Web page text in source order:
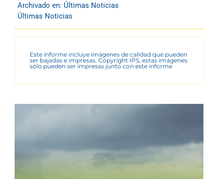
Archivado en: Últimas Noticias
Últimas Noticias
Este informe incluye imágenes de calidad que pueden
ser bajadas e impresas. Copyright IPS, estas imágenes
sólo pueden ser impresas junto con este informe